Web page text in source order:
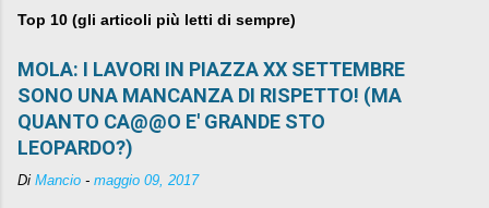
Top 10 (gli articoli più letti di sempre)
MOLA: I LAVORI IN PIAZZA XX SETTEMBRE
SONO UNA MANCANZA DI RISPETTO! (MA
QUANTO CA@@O E' GRANDE STO
LEOPARDO?)
Di Mancio - maggio 09, 2017